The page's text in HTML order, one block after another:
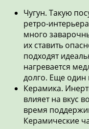
Чугун. Такую
ретро-
много
их ставить
подходят
нагревается
долго. Еще один
Керамика.
влияет на вкус
время
Керамические